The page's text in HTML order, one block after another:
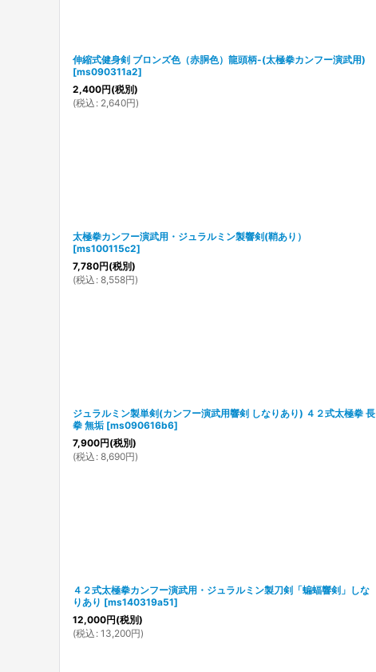
伸縮式健身剣 ブロンズ色（赤胴色）龍頭柄-(太極拳カンフー演武用)
[ms090311a2]
2,400円(税別)
(税込 : 2,640円)
太極拳カンフー演武用・ジュラルミン製響剣(鞘あり）
[ms100115c2]
7,780円(税別)
(税込 : 8,558円)
ジュラルミン製単剣(カンフー演武用響剣 しなりあり) ４２式太極拳 長
拳 無垢 [ms090616b6]
7,900円(税別)
(税込 : 8,690円)
４２式太極拳カンフー演武用・ジュラルミン製刀剣「蝙蝠響剣」しな
りあり [ms140319a51]
12,000円(税別)
(税込 : 13,200円)